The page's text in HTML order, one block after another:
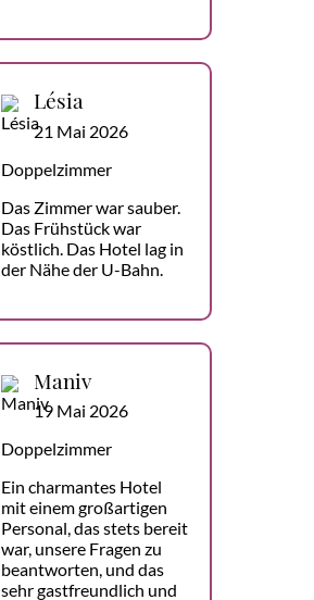
Lésia
21 Mai 2026
Doppelzimmer
Das Zimmer war sauber.
Das Frühstück war
köstlich. Das Hotel lag in
der Nähe der U-Bahn.
Maniv
19 Mai 2026
Doppelzimmer
Ein charmantes Hotel
mit einem großartigen
Personal, das stets bereit
war, unsere Fragen zu
beantworten, und das
sehr gastfreundlich und